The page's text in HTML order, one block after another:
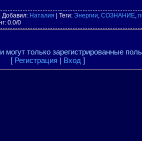
Добавил: Наталия Теги: Энергии, СОЗНАНИЕ,
: 0.0/0
могут только зарегистрированные
[ Регистрация | Вход ]